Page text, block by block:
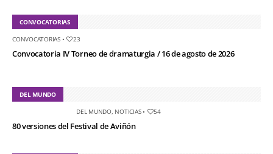
CONVOCATORIAS
CONVOCATORIAS• 23
Convocatoria IV Torneo de dramaturgia / 16 de agosto de 2026
DEL MUNDO
DEL MUNDO, NOTICIAS• 54
80 versiones del Festival de Aviñón